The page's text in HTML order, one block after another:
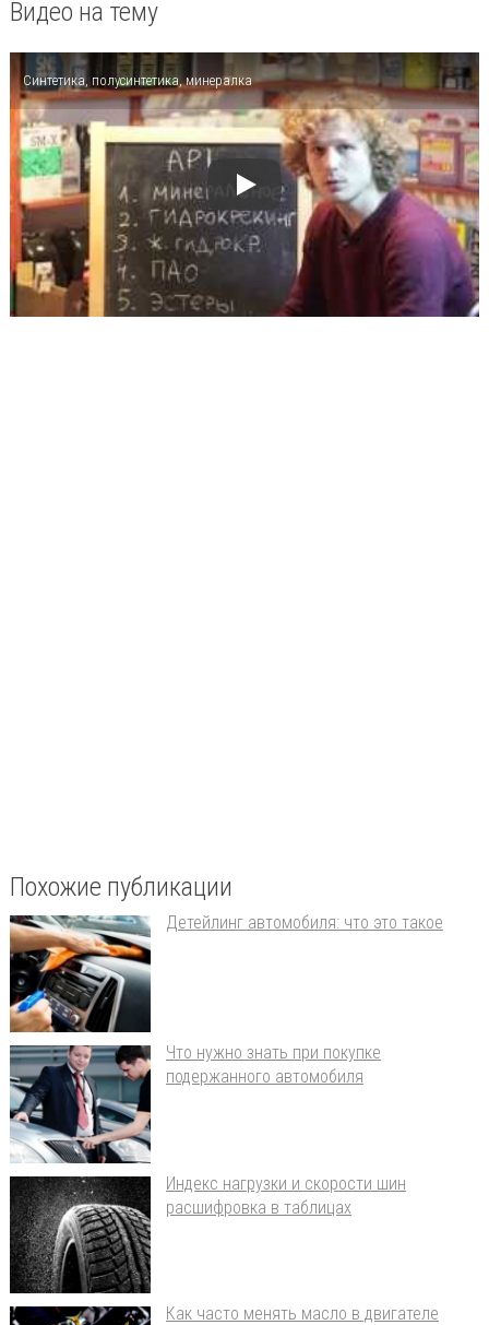
Видео на тему
Синтетика, полусинтетика, минералка
Похожие публикации
Детейлинг автомобиля: что это такое
Что нужно знать при покупке
подержанного автомобиля
Индекс нагрузки и скорости шин
расшифровка в таблицах
Как часто менять масло в двигателе